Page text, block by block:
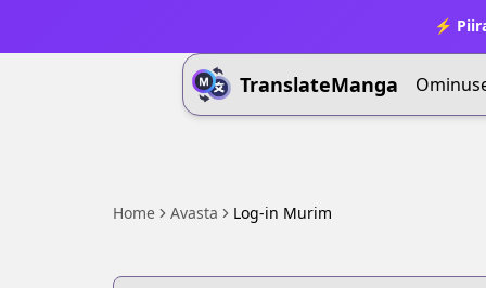
⚡
TranslateManga
Home Avasta Log-in Murim